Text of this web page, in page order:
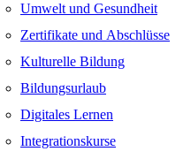
Umwelt und Gesundheit
Zertifikate und Abschlüsse
Kulturelle Bildung
Bildungsurlaub
Digitales Lernen
Integrationskurse